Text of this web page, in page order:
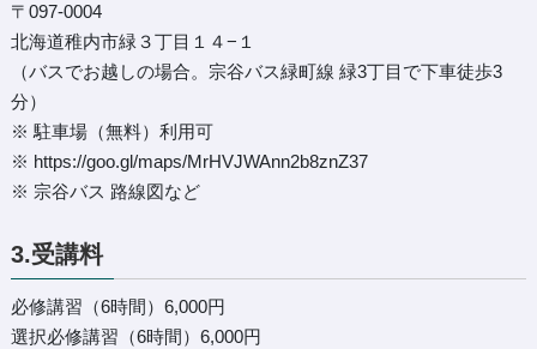
〒097-0004
北海道稚内市緑３丁目１４−１
（バスでお越しの場合。宗谷バス緑町線 緑3丁目で下車徒歩3
分）
※ 駐車場（無料）利用可
※ https://goo.gl/maps/MrHVJWAnn2b8znZ37
※ 宗谷バス 路線図など
3.受講料
必修講習（6時間）6,000円
選択必修講習（6時間）6,000円